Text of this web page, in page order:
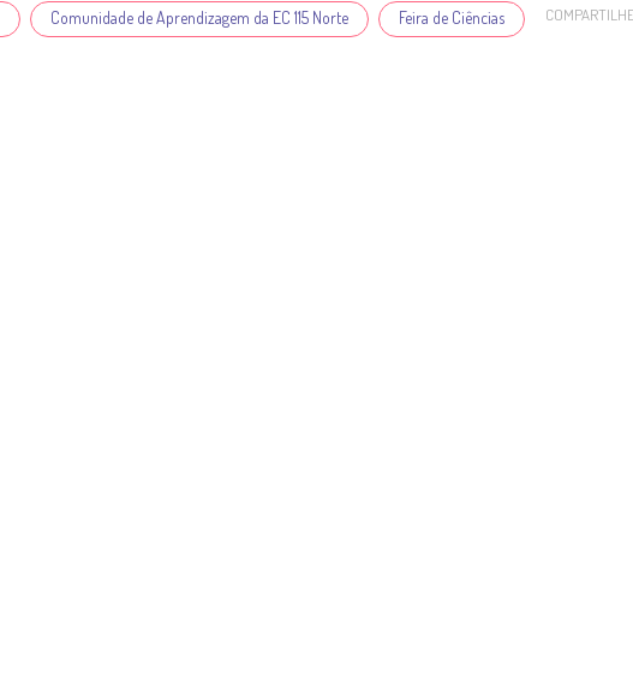
Comunidade de Aprendizagem da EC 115 Norte Feira de Ciências